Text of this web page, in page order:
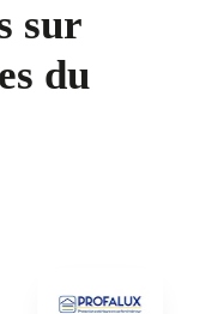
sur
du